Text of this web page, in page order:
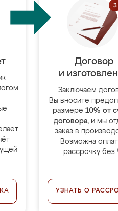
Договор
и
Заключаем
Вы вносите
размере 10% от
договора, и мы
заказ в
Возможна
рассрочку без
УЗНАТЬ О